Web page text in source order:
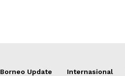
Borneo Update Internasional